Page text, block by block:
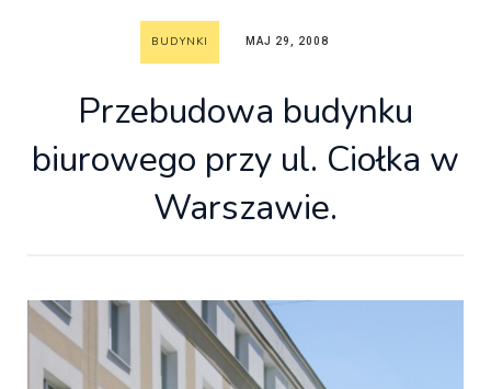
BUDYNKI MAJ 29, 2008
Przebudowa budynku
biurowego przy ul. Ciołka w
Warszawie.